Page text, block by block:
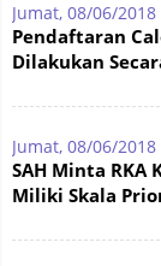
Jumat, 08/06/
Pendaftaran
Dilakukan
Jumat, 08/06/2018
SAH Minta RKA
Miliki Skala